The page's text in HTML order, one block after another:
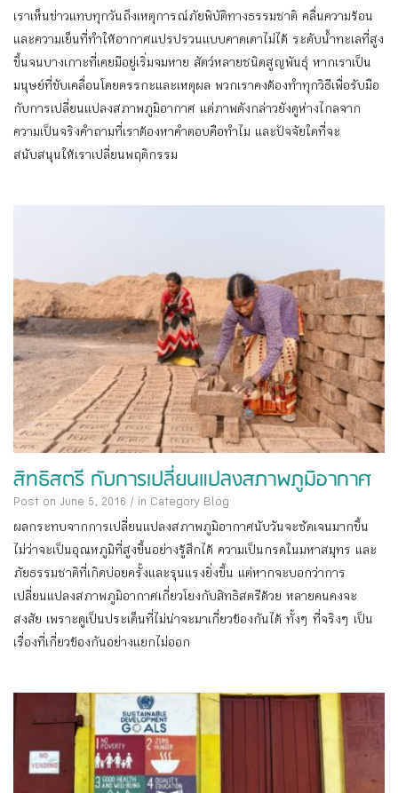
เราเห็นข่าวแทบทุกวันถึงเหตุการณ์ภัยพิบัติทางธรรมชาติ คลื่นความร้อน
และความเย็นที่ทำให้อากาศแปรปรวนแบบคาดเดาไม่ได้ ระดับน้ำทะเลที่สูง
ขึ้นจนบางเกาะที่เคยมีอยู่เริ่มจมหาย สัตว์หลายชนิดสูญพันธุ์ หากเราเป็น
มนุษย์ที่ขับเคลื่อนโดยตรรกะและเหตุผล พวกเราคงต้องทำทุกวิธีเพื่อรับมือ
กับการเปลี่ยนแปลงสภาพภูมิอากาศ แต่ภาพดังกล่าวยังดูห่างไกลจาก
ความเป็นจริงคำถามที่เราต้องหาคำตอบคือทำไม และปัจจัยใดที่จะ
สนับสนุนให้เราเปลี่ยนพฤติกรรม
สิทธิสตรี กับการเปลี่ยนแปลงสภาพภูมิอากาศ
Post on June 5, 2016 / in Category Blog
ผลกระทบจากการเปลี่ยนแปลงสภาพภูมิอากาศนับวันจะชัดเจนมากขึ้น
ไม่ว่าจะเป็นอุณหภูมิที่สูงขึ้นอย่างรู้สึกได้ ความเป็นกรดในมหาสมุทร และ
ภัยธรรมชาติที่เกิดบ่อยครั้งและรุนแรงยิ่งขึ้น แต่หากจะบอกว่าการ
เปลี่ยนแปลงสภาพภูมิอากาศเกี่ยวโยงกับสิทธิสตรีด้วย หลายคนคงจะ
สงสัย เพราะดูเป็นประเด็นที่ไม่น่าจะมาเกี่ยวข้องกันได้ ทั้งๆ ที่จริงๆ เป็น
เรื่องที่เกี่ยวข้องกันอย่างแยกไม่ออก